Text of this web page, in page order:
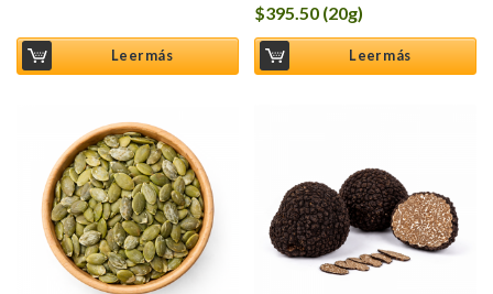
Leer más
en4.00
de 5
$395.50 (20g)
Leer más